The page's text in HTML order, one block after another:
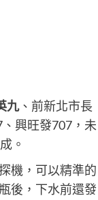
九、前新北市長
興旺發707，未
。
機，可以精準的
後，下水前還發